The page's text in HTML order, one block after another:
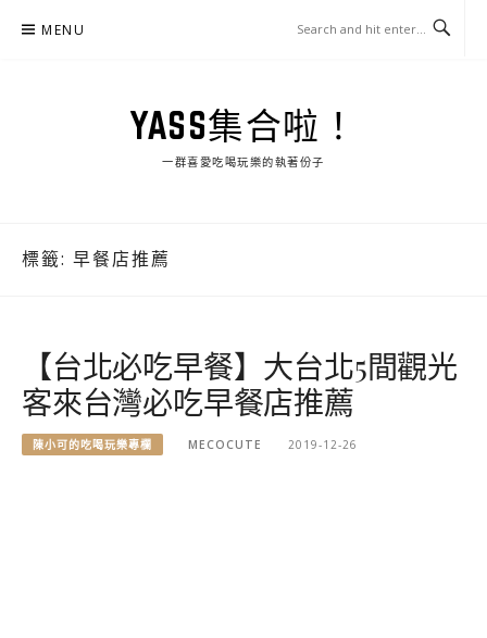
MENU
YASS集合啦！
一群喜愛吃喝玩樂的執著份子
標籤: 早餐店推薦
【台北必吃早餐】大台北5間觀光
客來台灣必吃早餐店推薦
陳小可的吃喝玩樂專欄 MECOCUTE 2019-12-26